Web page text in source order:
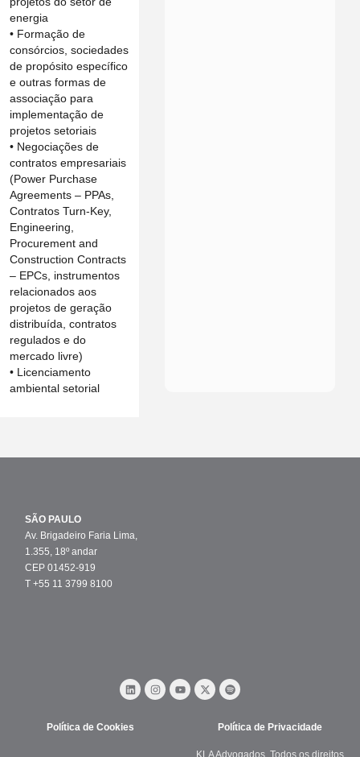
energia
• Formação de
consórcios, sociedades
de propósito específico
e outras formas de
associação para
implementação de
projetos setoriais
• Negociações de
contratos empresariais
(Power Purchase
Agreements – PPAs,
Contratos Turn-Key,
Engineering,
Procurement and
Construction Contracts
– EPCs, instrumentos
relacionados aos
projetos de geração
distribuída, contratos
regulados e do
mercado livre)
• Licenciamento
ambiental setorial
SÃO PAULO
Av. Brigadeiro Faria Lima,
1.355, 18º andar
CEP 01452-919
T +55 11 3799 8100
Política de Cookies Política de Privacidade